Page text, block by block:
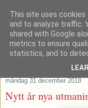
Patrik
Tankar från ett moderat
måndag 31 december 2018
Nytt år nya
This site uses
and to analyze traffic.
shared with Google
metrics to ensure
statistics, and to